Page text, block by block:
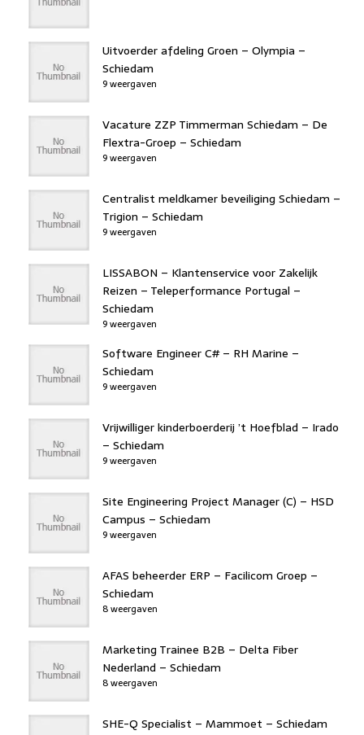
Uitvoerder afdeling Groen – Olympia –
Schiedam
9 weergaven
Vacature ZZP Timmerman Schiedam – De
Flextra-Groep – Schiedam
9 weergaven
Centralist meldkamer beveiliging Schiedam –
Trigion – Schiedam
9 weergaven
LISSABON – Klantenservice voor Zakelijk
Reizen – Teleperformance Portugal –
Schiedam
9 weergaven
Software Engineer C# – RH Marine –
Schiedam
9 weergaven
Vrijwilliger kinderboerderij ’t Hoefblad – Irado
– Schiedam
9 weergaven
Site Engineering Project Manager (C) – HSD
Campus – Schiedam
9 weergaven
AFAS beheerder ERP – Facilicom Groep –
Schiedam
8 weergaven
Marketing Trainee B2B – Delta Fiber
Nederland – Schiedam
8 weergaven
SHE-Q Specialist – Mammoet – Schiedam